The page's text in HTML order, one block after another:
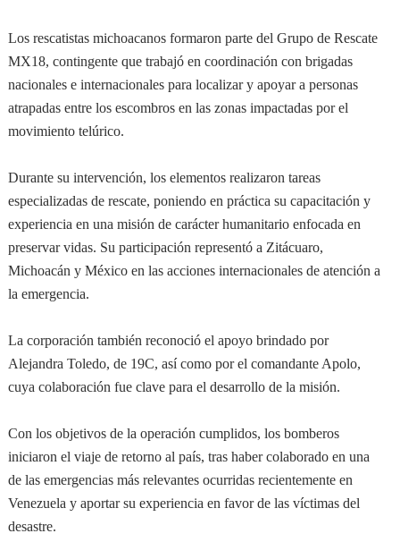
Los rescatistas michoacanos formaron parte del Grupo de Rescate
MX18, contingente que trabajó en coordinación con brigadas
nacionales e internacionales para localizar y apoyar a personas
atrapadas entre los escombros en las zonas impactadas por el
movimiento telúrico.
Durante su intervención, los elementos realizaron tareas
especializadas de rescate, poniendo en práctica su capacitación y
experiencia en una misión de carácter humanitario enfocada en
preservar vidas. Su participación representó a Zitácuaro,
Michoacán y México en las acciones internacionales de atención a
la emergencia.
La corporación también reconoció el apoyo brindado por
Alejandra Toledo, de 19C, así como por el comandante Apolo,
cuya colaboración fue clave para el desarrollo de la misión.
Con los objetivos de la operación cumplidos, los bomberos
iniciaron el viaje de retorno al país, tras haber colaborado en una
de las emergencias más relevantes ocurridas recientemente en
Venezuela y aportar su experiencia en favor de las víctimas del
desastre.